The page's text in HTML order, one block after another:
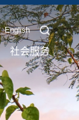
English
社会服务